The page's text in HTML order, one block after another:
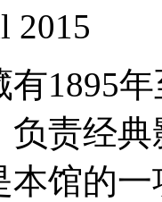
2015
1895
负责经
本馆的